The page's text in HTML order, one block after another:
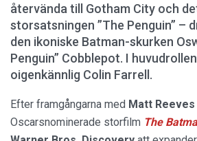
återvända till Gotham City och
storsatsningen ”The Penguin” –
den ikoniske Batman-skurken
Penguin” Cobblepot. I
oigenkännlig Colin Farrell.
Efter framgångarna med Matt Reeves
Oscarsnominerade storfilm The